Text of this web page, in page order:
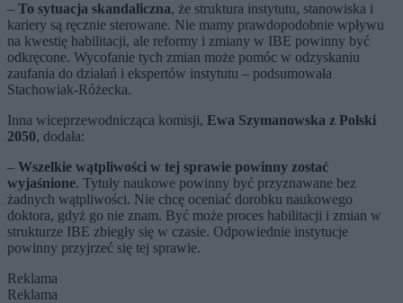
– To sytuacja skandaliczna, że struktura instytutu, stanowiska i
kariery są ręcznie sterowane. Nie mamy prawdopodobnie wpływu
na kwestię habilitacji, ale reformy i zmiany w IBE powinny być
odkręcone. Wycofanie tych zmian może pomóc w odzyskaniu
zaufania do działań i ekspertów instytutu – podsumowała
Stachowiak-Różecka.
Inna wiceprzewodnicząca komisji, Ewa Szymanowska z Polski
2050, dodała:
– Wszelkie wątpliwości w tej sprawie powinny zostać
wyjaśnione. Tytuły naukowe powinny być przyznawane bez
żadnych wątpliwości. Nie chcę oceniać dorobku naukowego
doktora, gdyż go nie znam. Być może proces habilitacji i zmian w
strukturze IBE zbiegły się w czasie. Odpowiednie instytucje
powinny przyjrzeć się tej sprawie.
Reklama
Reklama